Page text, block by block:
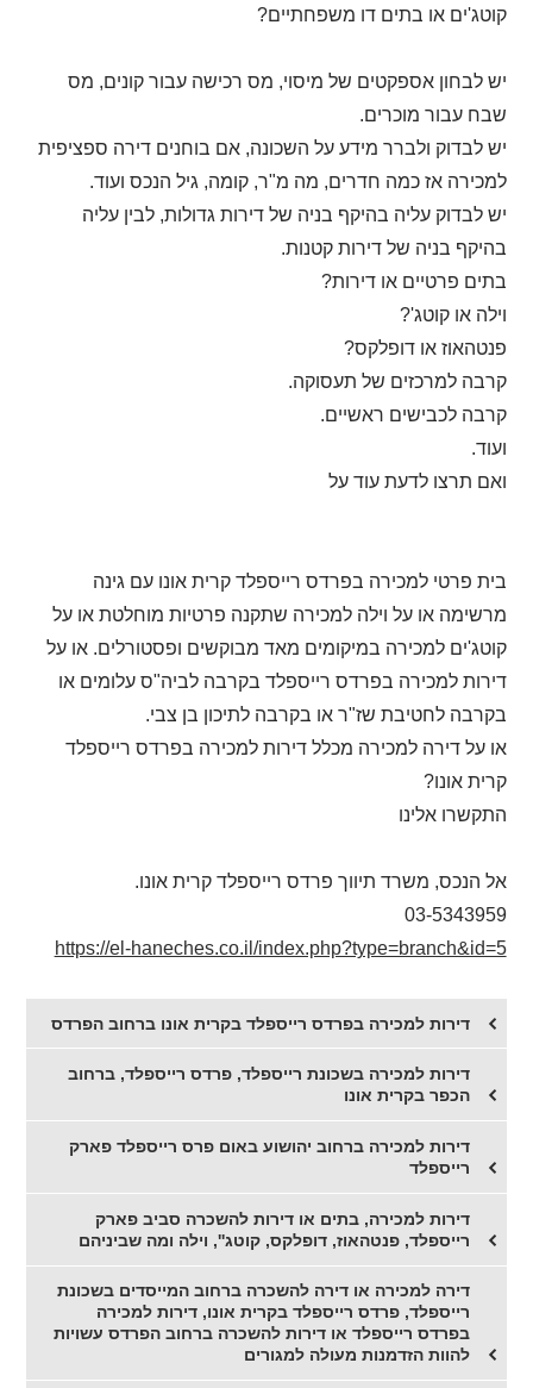
קוטג'ים או בתים דו משפחתיים?
יש לבחון אספקטים של מיסוי, מס רכישה עבור קונים, מס
שבח עבור מוכרים.
יש לבדוק ולברר מידע על השכונה, אם בוחנים דירה ספציפית
למכירה אז כמה חדרים, מה מ"ר, קומה, גיל הנכס ועוד.
יש לבדוק עליה בהיקף בניה של דירות גדולות, לבין עליה
בהיקף בניה של דירות קטנות.
בתים פרטיים או דירות?
וילה או קוטג'?
פנטהאוז או דופלקס?
קרבה למרכזים של תעסוקה.
קרבה לכבישים ראשיים.
ועוד.
ואם תרצו לדעת עוד על
בית פרטי למכירה בפרדס רייספלד קרית אונו עם גינה
מרשימה או על וילה למכירה שתקנה פרטיות מוחלטת או על
קוטג'ים למכירה במיקומים מאד מבוקשים ופסטורלים. או על
דירות למכירה בפרדס רייספלד בקרבה לביה"ס עלומים או
בקרבה לחטיבת שז"ר או בקרבה לתיכון בן צבי.
או על דירה למכירה מכלל דירות למכירה בפרדס רייספלד
קרית אונו?
התקשרו אלינו
אל הנכס, משרד תיווך פרדס רייספלד קרית אונו.
03-5343959
https://el-haneches.co.il/index.php?type=branch&id=5
דירות למכירה בפרדס רייספלד בקרית אונו ברחוב הפרדס
דירות למכירה בשכונת רייספלד, פרדס רייספלד, ברחוב
הכפר בקרית אונו
דירות למכירה ברחוב יהושוע באום פרס רייספלד פארק
רייספלד
דירות למכירה, בתים או דירות להשכרה סביב פארק
רייספלד, פנטהאוז, דופלקס, קוטג'', וילה ומה שביניהם
דירה למכירה או דירה להשכרה ברחוב המייסדים בשכונת
רייספלד, פרדס רייספלד בקרית אונו, דירות למכירה
בפרדס רייספלד או דירות להשכרה ברחוב הפרדס עשויות
להוות הזדמנות מעולה למגורים